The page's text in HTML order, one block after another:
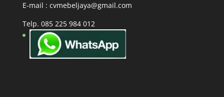
E-mail : cvmebeljaya@gmail.com
Telp. 085 225 984 012